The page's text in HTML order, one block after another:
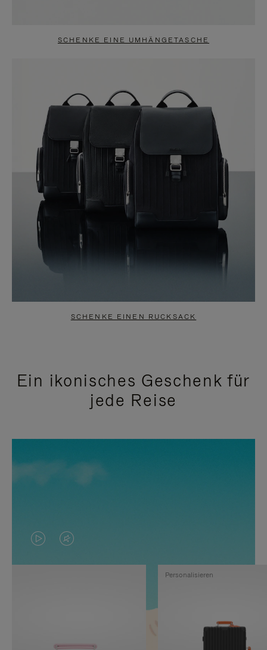
SCHENKE EINE UMHÄNGETASCHE
SCHENKE EINEN RUCKSACK
Ein ikonisches Geschenk für
jede Reise
DAS
VIDEO
VIDEO
IST
Personalisieren